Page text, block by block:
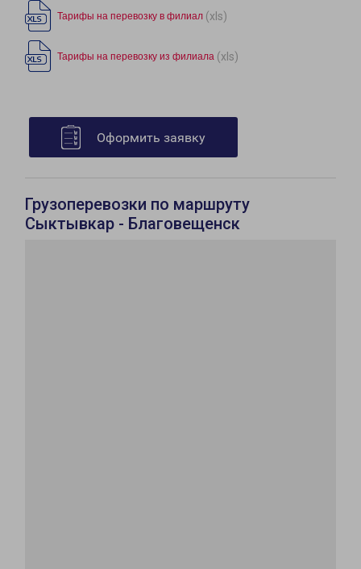
Тарифы на перевозку в филиал (xls)
Тарифы на перевозку из филиала (xls)
Оформить заявку
Грузоперевозки по маршруту
Сыктывкар - Благовещенск